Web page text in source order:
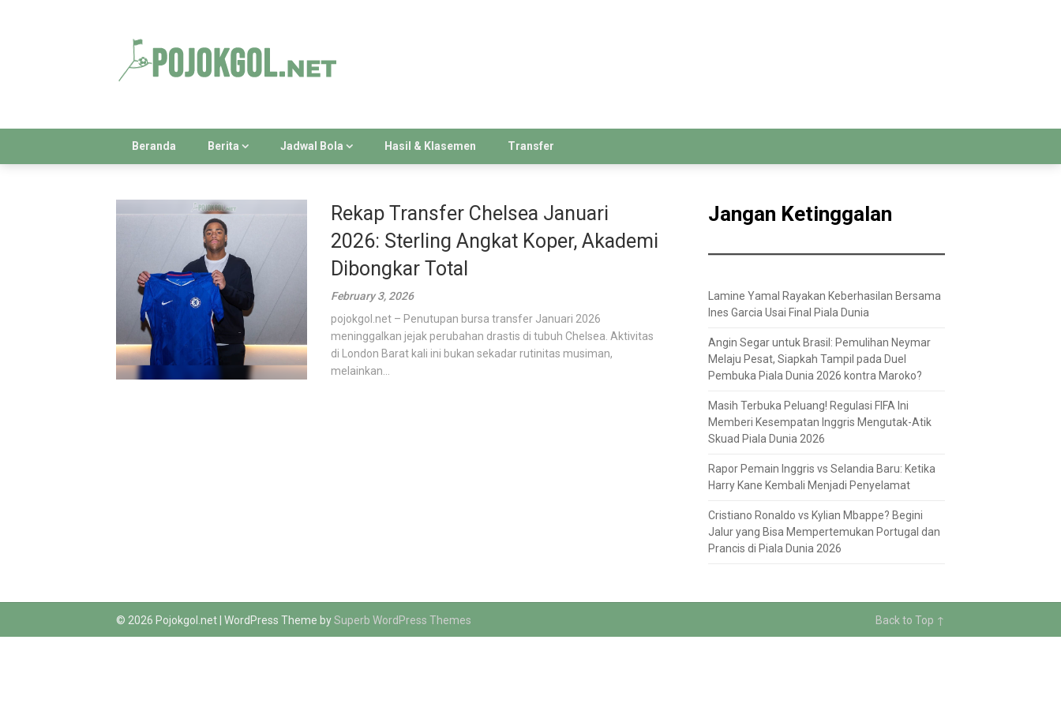
Beranda Berita Jadwal Bola Hasil & Klasemen Transfer
Rekap Transfer Chelsea Januari
2026: Sterling Angkat Koper, Akademi
Dibongkar Total
February 3, 2026
pojokgol.net – Penutupan bursa transfer Januari 2026
meninggalkan jejak perubahan drastis di tubuh Chelsea. Aktivitas
di London Barat kali ini bukan sekadar rutinitas musiman,
melainkan...
Jangan Ketinggalan
Lamine Yamal Rayakan Keberhasilan Bersama
Ines Garcia Usai Final Piala Dunia
Angin Segar untuk Brasil: Pemulihan Neymar
Melaju Pesat, Siapkah Tampil pada Duel
Pembuka Piala Dunia 2026 kontra Maroko?
Masih Terbuka Peluang! Regulasi FIFA Ini
Memberi Kesempatan Inggris Mengutak-Atik
Skuad Piala Dunia 2026
Rapor Pemain Inggris vs Selandia Baru: Ketika
Harry Kane Kembali Menjadi Penyelamat
Cristiano Ronaldo vs Kylian Mbappe? Begini
Jalur yang Bisa Mempertemukan Portugal dan
Prancis di Piala Dunia 2026
© 2026 Pojokgol.net | WordPress Theme bySuperb WordPress Themes Back to Top ↑